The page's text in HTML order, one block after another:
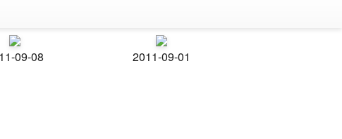
09-08 2011-09-01